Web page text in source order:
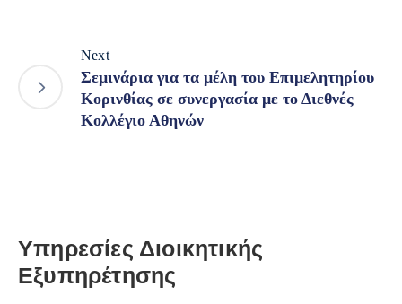
Next
Σεμινάρια για τα μέλη του Επιμελητηρίου
Κορινθίας σε συνεργασία με το Διεθνές
Κολλέγιο Αθηνών
Υπηρεσίες Διοικητικής
Εξυπηρέτησης